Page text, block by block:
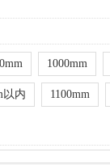
1000mm
以内 1100mm